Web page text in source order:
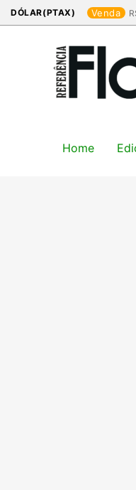
DÓLAR(PTAX) Venda
para
Home